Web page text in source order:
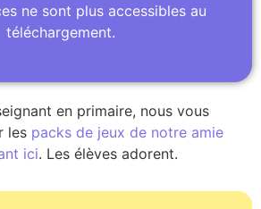
ne sont plus accessibles au
téléchargement.
en primaire, nous vous
les packs de jeux de notre amie
ici. Les élèves adorent.